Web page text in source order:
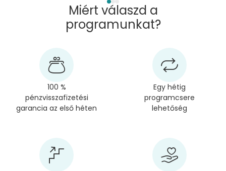
Miért válaszd a
programunkat?
100 %
pénzvisszafizetési
garancia az első héten
Egy hétig
programcsere
lehetőség